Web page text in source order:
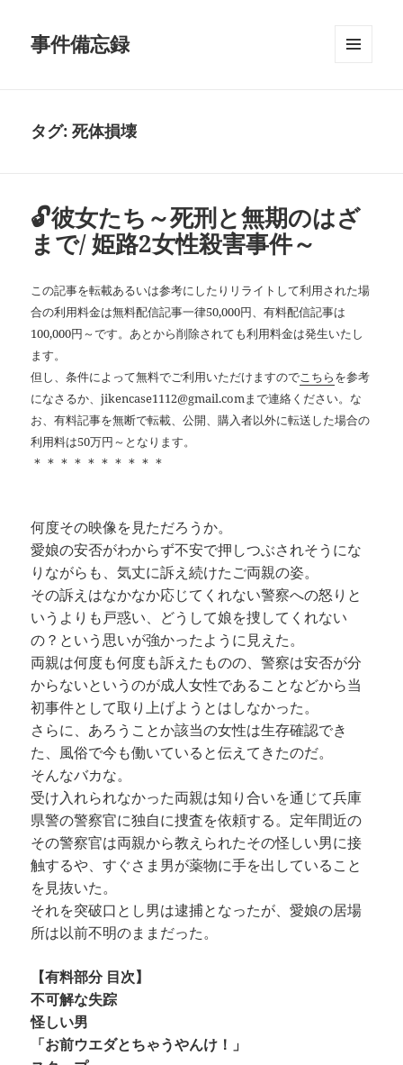
事件備忘録
タグ:死体損壊
🔓彼女たち～死刑と無期のはざ
まで/ 姫路2女性殺害事件～
この記事を転載あるいは参考にしたりリライトして利用された場
合の利用料金は無料配信記事一律50,000円、有料配信記事は
100,000円～です。あとから削除されても利用料金は発生いたし
ます。
但し、条件によって無料でご利用いただけますのでこちらを参考
になさるか、jikencase1112@gmail.comまで連絡ください。な
お、有料記事を無断で転載、公開、購入者以外に転送した場合の
利用料は50万円～となります。
＊＊＊＊＊＊＊＊＊＊
何度その映像を見ただろうか。
愛娘の安否がわからず不安で押しつぶされそうにな
りながらも、気丈に訴え続けたご両親の姿。
その訴えはなかなか応じてくれない警察への怒りと
いうよりも戸惑い、どうして娘を捜してくれない
の？という思いが強かったように見えた。
両親は何度も何度も訴えたものの、警察は安否が分
からないというのが成人女性であることなどから当
初事件として取り上げようとはしなかった。
さらに、あろうことか該当の女性は生存確認でき
た、風俗で今も働いていると伝えてきたのだ。
そんなバカな。
受け入れられなかった両親は知り合いを通じて兵庫
県警の警察官に独自に捜査を依頼する。定年間近の
その警察官は両親から教えられたその怪しい男に接
触するや、すぐさま男が薬物に手を出していること
を見抜いた。
それを突破口とし男は逮捕となったが、愛娘の居場
所は以前不明のままだった。
【有料部分 目次】
不可解な失踪
怪しい男
「お前ウエダとちゃうやんけ！」